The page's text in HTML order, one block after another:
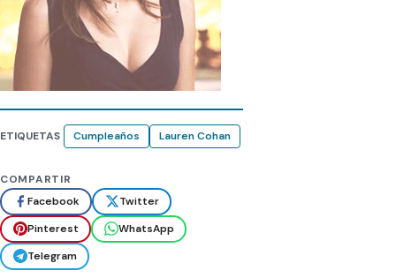
ETIQUETAS Cumpleaños Lauren Cohan
COMPARTIR
Facebook
Twitter
Pinterest
WhatsApp
Telegram